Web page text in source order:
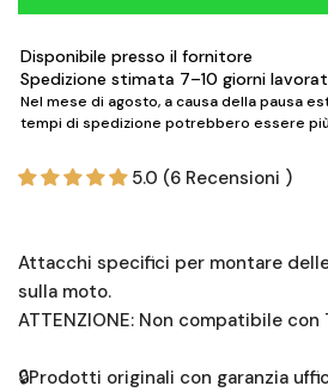
Disponibile presso il fornitore
Spedizione stimata 7–10 giorni
Nel mese di agosto, a causa della pausa
tempi di spedizione potrebbero essere
5.0 (6 Recensioni )
Attacchi specifici per montare
sulla moto.
ATTENZIONE: Non compatibile con
🔒Prodotti originali con garanzia